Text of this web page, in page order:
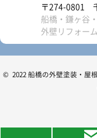
〒274-0801
船橋・鎌ヶ谷
外壁リフォー
© 2022 船橋の外壁塗装・屋